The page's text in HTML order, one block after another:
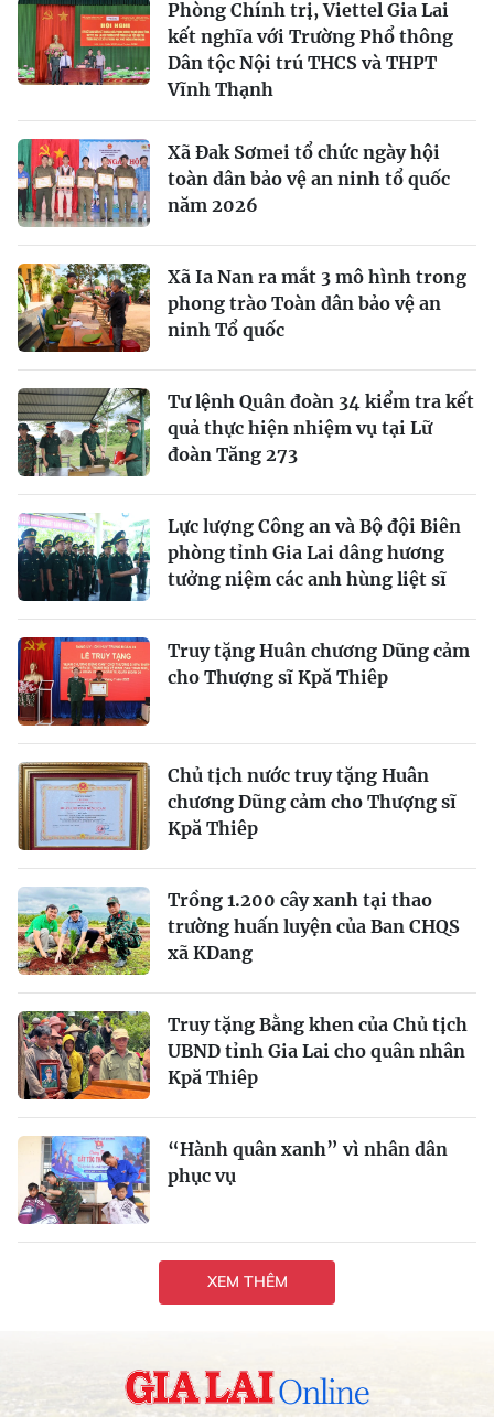
Phòng Chính trị, Viettel Gia Lai
kết nghĩa với Trường Phổ thông
Dân tộc Nội trú THCS và THPT
Vĩnh Thạnh
Xã Đak Sơmei tổ chức ngày hội
toàn dân bảo vệ an ninh tổ quốc
năm 2026
Xã Ia Nan ra mắt 3 mô hình trong
phong trào Toàn dân bảo vệ an
ninh Tổ quốc
Tư lệnh Quân đoàn 34 kiểm tra kết
quả thực hiện nhiệm vụ tại Lữ
đoàn Tăng 273
Lực lượng Công an và Bộ đội Biên
phòng tỉnh Gia Lai dâng hương
tưởng niệm các anh hùng liệt sĩ
Truy tặng Huân chương Dũng cảm
cho Thượng sĩ Kpă Thiêp
Chủ tịch nước truy tặng Huân
chương Dũng cảm cho Thượng sĩ
Kpă Thiêp
Trồng 1.200 cây xanh tại thao
trường huấn luyện của Ban CHQS
xã KDang
Truy tặng Bằng khen của Chủ tịch
UBND tỉnh Gia Lai cho quân nhân
Kpă Thiêp
“Hành quân xanh” vì nhân dân
phục vụ
XEM THÊM